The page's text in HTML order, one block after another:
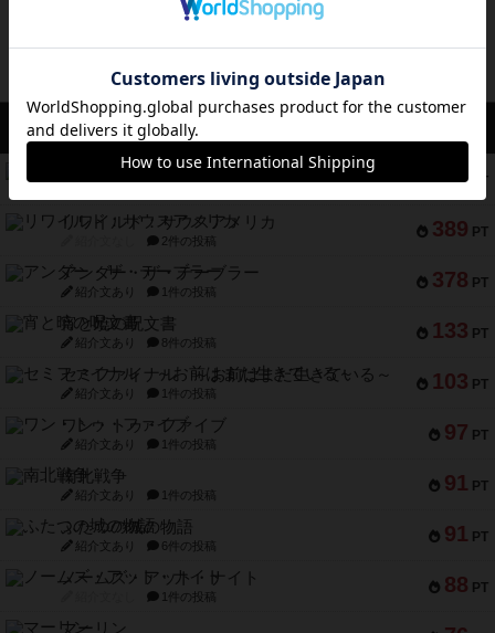
アクセス数 急上昇中
574 PT
無限まちがいさがし
389 PT
リワイルド：サウスアメリカ
2件の投稿
378 PT
アンダー・ザ・テーブラー
紹介文あり 1件の投稿
133 PT
宵と暁の呪文書
紹介文あり 8件の投稿
103 PT
セミファイナル ～お前はまだ生きている～
紹介文あり 1件の投稿
97 PT
ワン・トゥ・ファイブ
紹介文あり 1件の投稿
91 PT
南北戦争
紹介文あり 1件の投稿
91 PT
ふたつの城の物語
紹介文あり 6件の投稿
88 PT
ノームズ・アット・ナイト
1件の投稿
マーリン